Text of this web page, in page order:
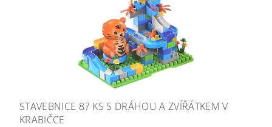
STAVEBNICE 87 KS S DRÁHOU A ZVÍŘÁTKEM V
KRABIČCE